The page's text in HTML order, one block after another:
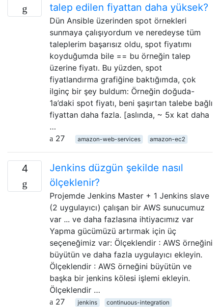
talep edilen fiyattan daha yüksek?
Dün Ansible üzerinden spot örnekleri
sunmaya çalışıyordum ve neredeyse tüm
taleplerim başarısız oldu, spot fiyatımı
koyduğumda bile == bu örneğin talep
üzerine fiyatı. Bu yüzden, spot
fiyatlandırma grafiğine baktığımda, çok
ilginç bir şey buldum: Örneğin doğuda-
1a’daki spot fiyatı, beni şaşırtan talebe bağlı
fiyattan daha fazla. [aslında, ~ 5x kat daha
…
27
amazon-web-services amazon-ec2
4
Jenkins düzgün şekilde nasıl
ölçeklenir?
Projemde Jenkins Master + 1 Jenkins slave
(2 uygulayıcı) çalışan bir AWS sunucumuz
var ... ve daha fazlasına ihtiyacımız var
Yapma gücümüzü artırmak için üç
seçeneğimiz var: Ölçeklendir : AWS örneğini
büyütün ve daha fazla uygulayıcı ekleyin.
Ölçeklendir : AWS örneğini büyütün ve
başka bir jenkins kölesi işlemi ekleyin.
Ölçeklendir …
27
jenkins
continuous-integration